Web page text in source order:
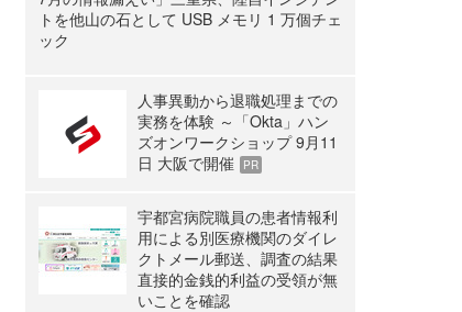
トを他山の石として USB メモリ 1 万個チェ
ック
人事異動から退職処理までの
実務を体験 ～「Okta」ハン
ズオンワークショップ 9月11
日 大阪で開催
PR
宇都宮病院職員の患者情報利
用による別医療機関のダイレ
クトメール郵送、調査の結果
直接的金銭的利益の受領が無
いことを確認